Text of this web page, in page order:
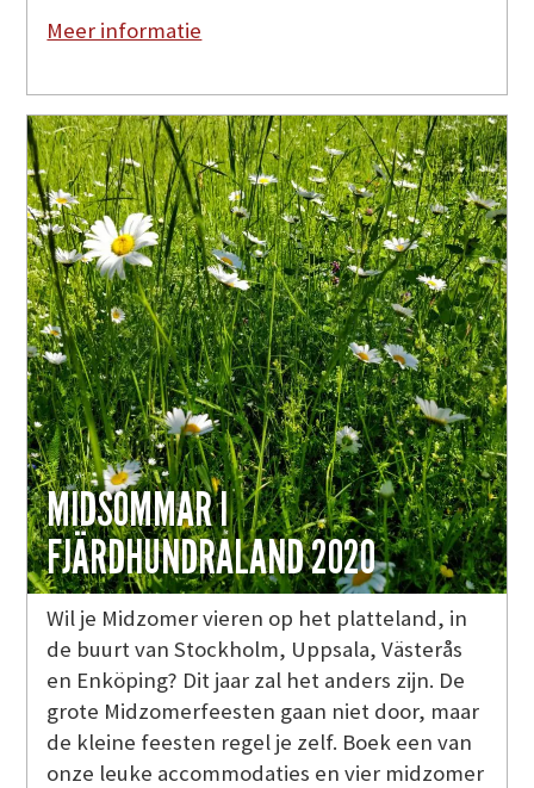
Meer informatie
MIDSOMMAR I
FJÄRDHUNDRALAND 2020
Wil je Midzomer vieren op het platteland, in
de buurt van Stockholm, Uppsala, Västerås
en Enköping? Dit jaar zal het anders zijn. De
grote Midzomerfeesten gaan niet door, maar
de kleine feesten regel je zelf. Boek een van
onze leuke accommodaties en vier midzomer